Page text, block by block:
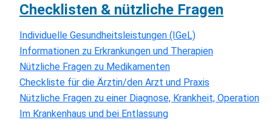
Checklisten & nützliche Fragen
Individuelle Gesundheitsleistungen (IGeL)
Informationen zu Erkrankungen und Therapien
Nützliche Fragen zu Medikamenten
Checkliste für die Ärztin/den Arzt und Praxis
Nützliche Fragen zu einer Diagnose, Krankheit, Operation
Im Krankenhaus und bei Entlassung